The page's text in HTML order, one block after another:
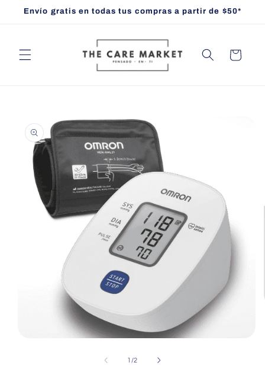
directamente
Envío gratis en todas tus compras a partir de $50*
Carrito
información
del producto
1 /de
2